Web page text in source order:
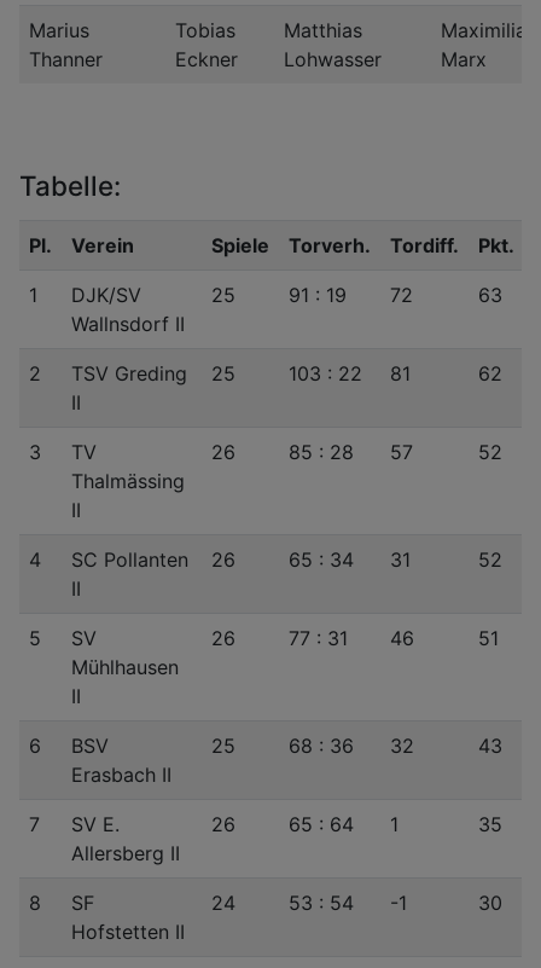
Marius
Thanner
Tobias
Eckner
Matthias
Lohwasser
Maximilian
Marx
Tabelle:
Pl. Verein Spiele Torverh. Tordiff. Pkt.
1
DJK/​SV
Wallnsdorf II
25 91 : 19 72 63
2
TSV Greding
II
25 103 : 22 81 62
3
TV
Thalmässing
II
26 85 : 28 57 52
4
SC Pollanten
II
26 65 : 34 31 52
5
SV
Mühlhausen
II
26 77 : 31 46 51
6
BSV
Erasbach II
25 68 : 36 32 43
7
SV E.
Allersberg II
26 65 : 64 1 35
8
SF
Hofstetten II
24 53 : 54 -1 30